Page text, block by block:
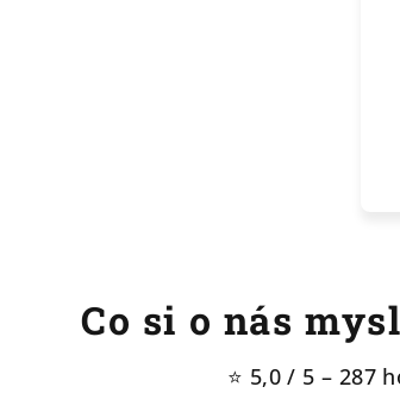
Co si o nás
⭐ 5,0 / 5 – 287